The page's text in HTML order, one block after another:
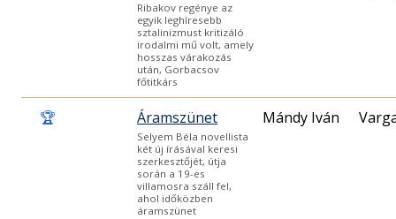
Ribakov regénye az
egyik leghíresebb
sztalinizmust kritizáló
irodalmi mű volt, amely
hosszas várakozás
után, Gorbacsov
főtitkárs
🏆 Áramszünet
Selyem Béla novellista
két új írásával keresi
szerkesztőjét, útja
során a 19-es
villamosra száll fel,
ahol időközben
áramszünet
Mándy Iván